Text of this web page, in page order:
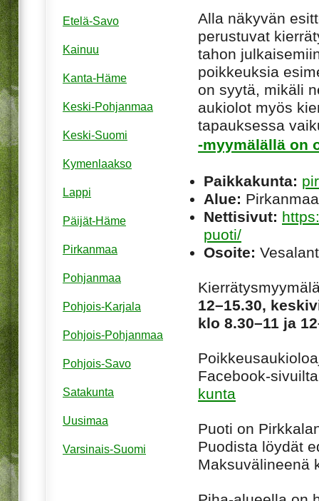
Alla näkyvän
perustuvat
tahon
poikkeuksia
on syytä, mikäli
aukiolot myös
tapauksessa
-myymälällä on
Paikkakunta:
Alue: Pirkanmaa
Nettisivut:
puoti/
Osoite:
12–15.30,
klo 8.30–11 ja
Facebook-
kunta
Puoti on
Puodista löydät
Maksuvälineenä
Etelä-Savo
Kainuu
Kanta-Häme
Keski-Pohjanmaa
Keski-Suomi
Kymenlaakso
Lappi
Päijät-Häme
Pirkanmaa
Pohjanmaa
Pohjois-Karjala
Pohjois-Pohjanmaa
Pohjois-Savo
Satakunta
Uusimaa
Varsinais-Suomi